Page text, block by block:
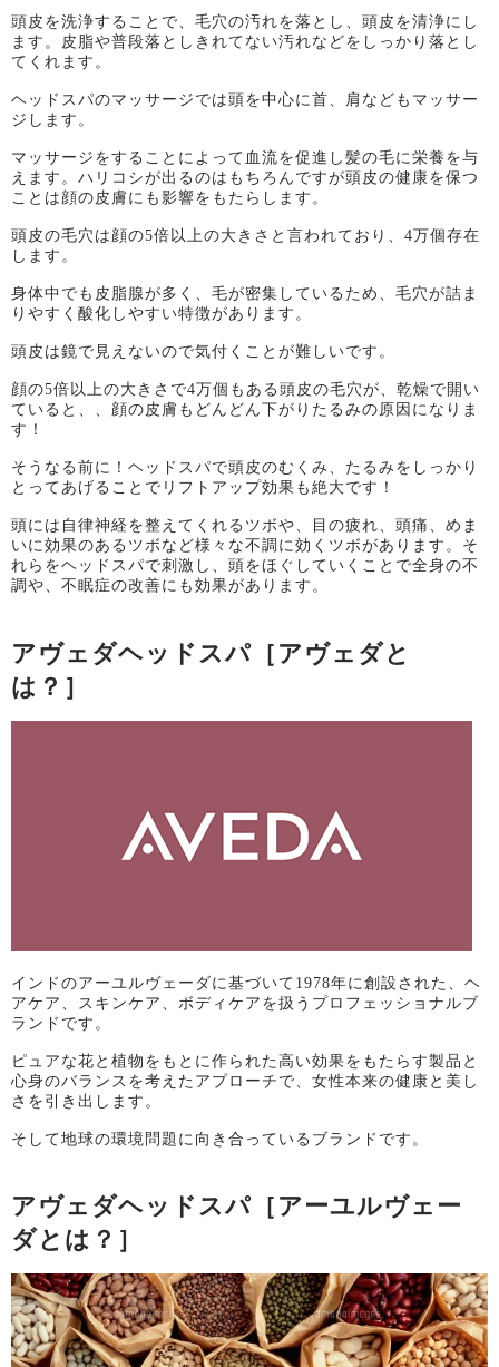
頭皮を洗浄することで、毛穴の汚れを落とし、頭皮を清浄にし
ます。皮脂や普段落としきれてない汚れなどをしっかり落とし
てくれます。
ヘッドスパのマッサージでは頭を中心に首、肩などもマッサー
ジします。
マッサージをすることによって血流を促進し髪の毛に栄養を与
えます。ハリコシが出るのはもちろんですが頭皮の健康を保つ
ことは顔の皮膚にも影響をもたらします。
頭皮の毛穴は顔の5倍以上の大きさと言われており、 4万個存在
します。
身体中でも皮脂腺が多く、毛が密集しているため、毛穴が詰ま
りやすく酸化しやすい特徴があります。
頭皮は鏡で見えないので気付くことが難しいです。
顔の5倍以上の大きさで4万個もある頭皮の毛穴が、乾燥で開い
ていると、、顔の皮膚もどんどん下がりたるみの原因になりま
す！
そうなる前に！ヘッドスパで頭皮のむくみ、たるみをしっかり
とってあげることでリフトアップ効果も絶大です！
頭には自律神経を整えてくれるツボや、目の疲れ、頭痛、めま
いに効果のあるツボなど様々な不調に効くツボがあります。そ
れらをヘッドスパで刺激し、頭をほぐしていくことで全身の不
調や、不眠症の改善にも効果があります。
アヴェダヘッドスパ［アヴェダと
は？］
インドのアーユルヴェーダに基づいて 1978年に創設された、ヘ
アケア、スキンケア、ボディケアを扱うプロフェッショナルブ
ランドです。
ピュアな花と植物をもとに作られた高い効果をもたらす製品と
心身のバランスを考えたアプローチで、女性本来の健康と美し
さを引き出します。
そして地球の環境問題に向き合っているブランドです。
アヴェダヘッドスパ［アーユルヴェー
ダとは？］